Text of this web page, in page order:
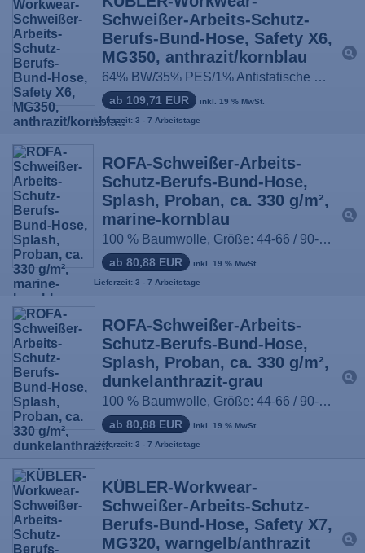
Schweißer-Arbeits-Schutz-
Berufs-Bund-Hose, Safety X6,
MG350, anthrazit/kornblau
64% BW/35% PES/1% Antistatische Faser, Größe: 44-64, 90-110, 24-29
ab 109,71 EUR inkl. 19 % MwSt.
Lieferzeit: 3 - 7 Arbeitstage
ROFA-Schweißer-Arbeits-
Schutz-Berufs-Bund-Hose,
Splash, Proban, ca. 330 g/m²,
marine-kornblau
100 % Baumwolle, Größe: 44-66 / 90-114
ab 80,88 EUR inkl. 19 % MwSt.
Lieferzeit: 3 - 7 Arbeitstage
ROFA-Schweißer-Arbeits-
Schutz-Berufs-Bund-Hose,
Splash, Proban, ca. 330 g/m²,
dunkelanthrazit-grau
100 % Baumwolle, Größe: 44-66 / 90-114
ab 80,88 EUR inkl. 19 % MwSt.
Lieferzeit: 3 - 7 Arbeitstage
KÜBLER-Workwear-
Schweißer-Arbeits-Schutz-
Berufs-Bund-Hose, Safety X7,
MG320, warngelb/anthrazit